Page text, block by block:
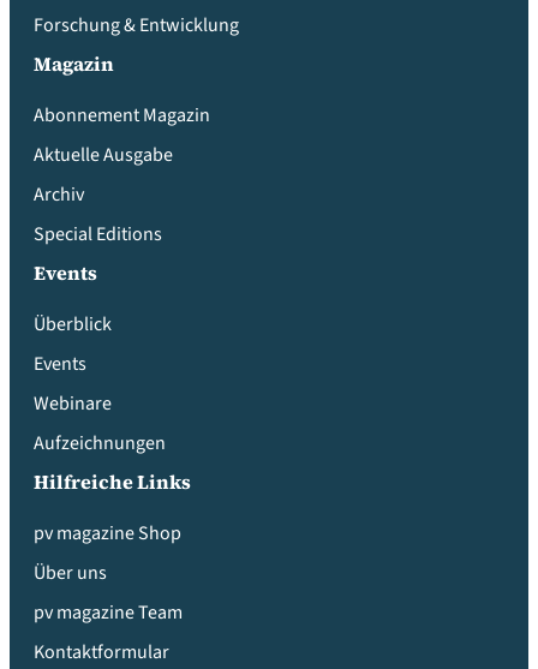
Forschung & Entwicklung
Magazin
Abonnement Magazin
Aktuelle Ausgabe
Archiv
Special Editions
Events
Überblick
Events
Webinare
Aufzeichnungen
Hilfreiche Links
pv magazine Shop
Über uns
pv magazine Team
Kontaktformular